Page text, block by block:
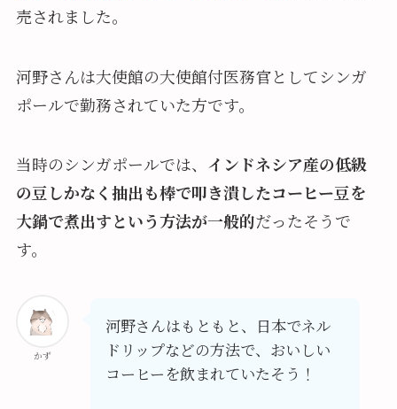
売されました。
河野さんは大使館の大使館付医務官としてシンガ
ポールで勤務されていた方です。
当時のシンガポールでは、 インドネシア産の低級
の豆しかなく抽出も棒で叩き潰したコーヒー豆を
大鍋で煮出すという方法が一般的だったそうで
す。
かず
河野さんはもともと、日本でネル
ドリップなどの方法で、おいしい
コーヒーを飲まれていたそう！